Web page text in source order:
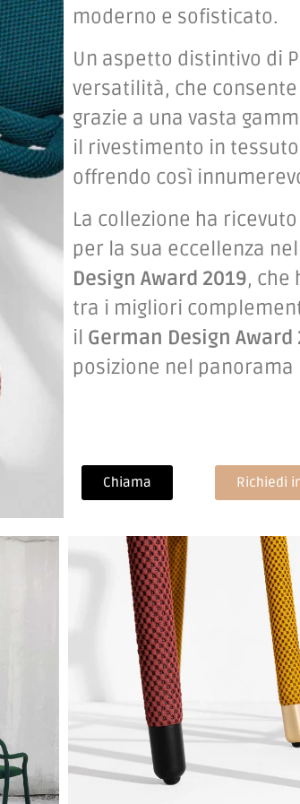
moderno e sofisticato.
Un aspetto distintivo di
versatilità, che
grazie a una vasta
il rivestimento in
offrendo così
La collezione ha
per la sua eccellenza
Design Award 2019, che
tra i migliori
il German Design Award
posizione nel
Chiama Richiedi